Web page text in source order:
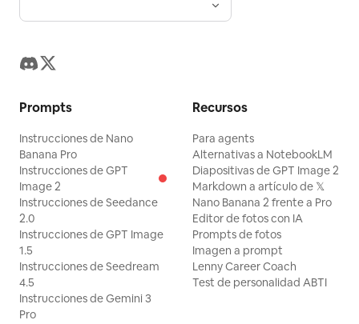
Prompts
Instrucciones de Nano
Banana Pro
Instrucciones de GPT
Image 2
Instrucciones de Seedance
2.0
Instrucciones de GPT Image
1.5
Instrucciones de Seedream
4.5
Instrucciones de Gemini 3
Pro
Recursos
Para agents
Alternativas a NotebookLM
Diapositivas de GPT Image 2
Markdown a artículo de 𝕏
Nano Banana 2 frente a Pro
Editor de fotos con IA
Prompts de fotos
Imagen a prompt
Lenny Career Coach
Test de personalidad ABTI